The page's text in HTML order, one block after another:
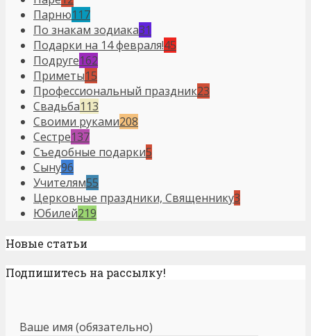
Парню117
По знакам зодиака31
Подарки на 14 февраля!45
Подруге162
Приметы15
Профессиональный праздник23
Свадьба113
Своими руками208
Сестре137
Съедобные подарки5
Сыну96
Учителям55
Церковные праздники, Священнику3
Юбилей219
Новые статьи
Подпишитесь на рассылку!
Ваше имя (обязательно)